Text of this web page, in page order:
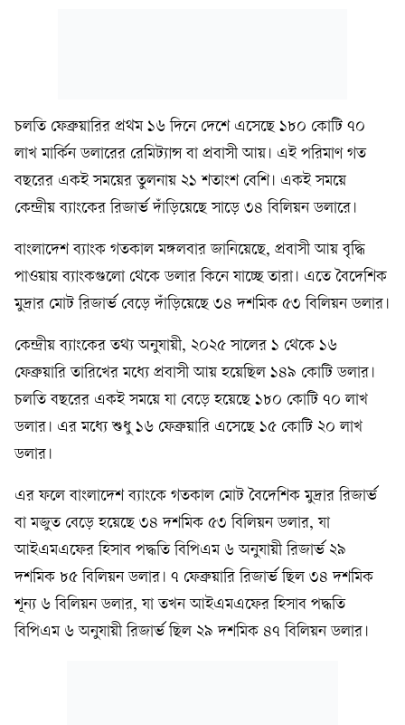
চলতি ফেব্রুয়ারির প্রথম ১৬ দিনে দেশে এসেছে ১৮০ কোটি ৭০
লাখ মার্কিন ডলারের রেমিট্যান্স বা প্রবাসী আয়। এই পরিমাণ গত
বছরের একই সময়ের তুলনায় ২১ শতাংশ বেশি। একই সময়ে
কেন্দ্রীয় ব্যাংকের রিজার্ভ দাঁড়িয়েছে সাড়ে ৩৪ বিলিয়ন ডলারে।
বাংলাদেশ ব্যাংক গতকাল মঙ্গলবার জানিয়েছে, প্রবাসী আয় বৃদ্ধি
পাওয়ায় ব্যাংকগুলো থেকে ডলার কিনে যাচ্ছে তারা। এতে বৈদেশিক
মুদ্রার মোট রিজার্ভ বেড়ে দাঁড়িয়েছে ৩৪ দশমিক ৫৩ বিলিয়ন ডলার।
কেন্দ্রীয় ব্যাংকের তথ্য অনুযায়ী, ২০২৫ সালের ১ থেকে ১৬
ফেব্রুয়ারি তারিখের মধ্যে প্রবাসী আয় হয়েছিল ১৪৯ কোটি ডলার।
চলতি বছরের একই সময়ে যা বেড়ে হয়েছে ১৮০ কোটি ৭০ লাখ
ডলার। এর মধ্যে শুধু ১৬ ফেব্রুয়ারি এসেছে ১৫ কোটি ২০ লাখ
ডলার।
এর ফলে বাংলাদেশ ব্যাংকে গতকাল মোট বৈদেশিক মুদ্রার রিজার্ভ
বা মজুত বেড়ে হয়েছে ৩৪ দশমিক ৫৩ বিলিয়ন ডলার, যা
আইএমএফের হিসাব পদ্ধতি বিপিএম ৬ অনুযায়ী রিজার্ভ ২৯
দশমিক ৮৫ বিলিয়ন ডলার। ৭ ফেব্রুয়ারি রিজার্ভ ছিল ৩৪ দশমিক
শূন্য ৬ বিলিয়ন ডলার, যা তখন আইএমএফের হিসাব পদ্ধতি
বিপিএম ৬ অনুযায়ী রিজার্ভ ছিল ২৯ দশমিক ৪৭ বিলিয়ন ডলার।